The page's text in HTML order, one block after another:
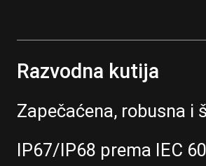
Razvodna kutija
Zapečaćena, robusna i
IP67/IP68 prema IEC